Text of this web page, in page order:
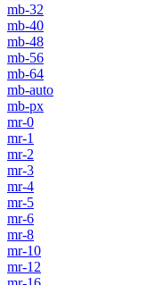
mb-32
mb-40
mb-48
mb-56
mb-64
mb-auto
mb-px
mr-0
mr-1
mr-2
mr-3
mr-4
mr-5
mr-6
mr-8
mr-10
mr-12